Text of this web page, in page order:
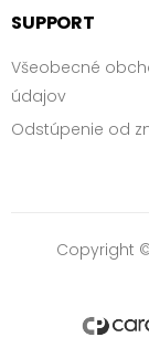
SUPPORT
Všeobecné
údajov
Odstúpenie od
Copyright ©